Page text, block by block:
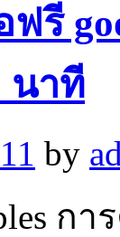
รี
นาที
by